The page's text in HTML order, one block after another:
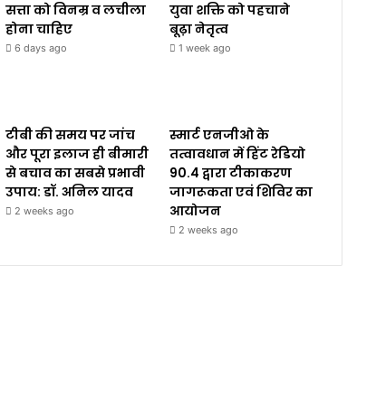
सत्ता को विनम्र व लचीला
होना चाहिए
6 days ago
युवा शक्ति को पहचाने
बूढ़ा नेतृत्व
1 week ago
टीबी की समय पर जांच
और पूरा इलाज ही बीमारी
से बचाव का सबसे प्रभावी
उपाय: डॉ. अनिल यादव
2 weeks ago
स्मार्ट एनजीओ के
तत्वावधान में हिंट रेडियो
90.4 द्वारा टीकाकरण
जागरूकता एवं शिविर का
आयोजन
2 weeks ago